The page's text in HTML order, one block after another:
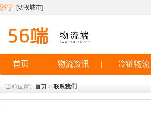
济宁 [切换城市]
首页 | 物流资讯 | 冷链物流
当前位置： 首页 > 联系我们